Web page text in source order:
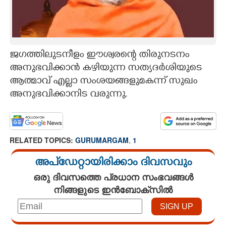
ART
ASTRO
LITERATURE
CONTACT US
ജഗത്തിലുടനീളം ഈശ്വരന്റെ തിരുനടനം
അനുഭവിക്കാൻ കഴിയുന്ന സത്യദർശിയുടെ
ആത്മാവ് എല്ലാ സംശയങ്ങളുമകന്ന് സുഖം
അനുഭവിക്കാനിട വരുന്നു.
RELATED TOPICS: GURUMARGAM, 1
അപ്ഡേറ്റായിരിക്കാം ദിവസവും
ഒരു ദിവസത്തെ പ്രധാന സംഭവങ്ങൾ
നിങ്ങളുടെ ഇൻബോക്സിൽ